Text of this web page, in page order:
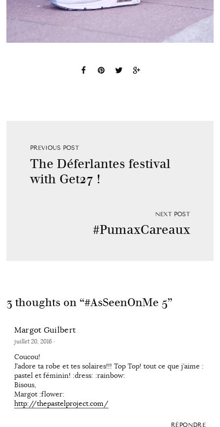
PREVIOUS POST
The Déferlantes festival
with Get27 !
NEXT POST
#PumaxCareaux
3 thoughts on “#AsSeenOnMe 5”
Margot Guilbert
juillet 20, 2016 ·
Coucou!
J’adore ta robe et tes solaires!!! Top Top! tout ce que j’aime :
pastel et féminin! :dress: :rainbow:
Bisous,
Margot :flower:
http://thepastelproject.com/
RÉPONDRE